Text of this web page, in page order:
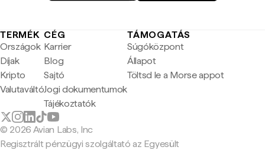
TERMÉK
Országok
Díjak
Kripto
Valutaváltó
CÉG
Karrier
Blog
Sajtó
Jogi dokumentumok
Tájékoztatók
TÁMOGATÁS
Súgóközpont
Állapot
Töltsd le a Morse appot
© 2026 Avian Labs, Inc
Regisztrált pénzügyi szolgáltató az Egyesült